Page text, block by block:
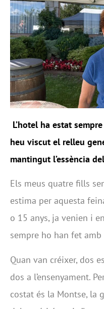
L’hotel ha estat
heu viscut el relleu
mantingut l’essència
Els meus quatre fills
estima per aquesta
o 15 anys, ja venien i
sempre ho han fet amb
Quan van créixer, dos
dos a l’ensenyament.
costat és la Montse, la